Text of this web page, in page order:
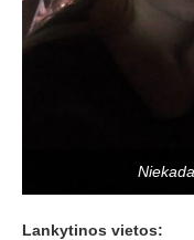
Lankytinos vietos: